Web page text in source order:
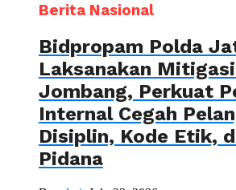
Berita Nasional
Bidpropam Polda
Laksanakan
Jombang, Perkuat
Internal Cegah
Disiplin, Kode Etik,
Pidana